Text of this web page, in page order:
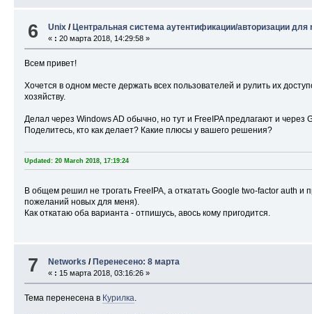
6 Unix / Центральная система аутентификации/авторизации
« : 20 марта 2018, 14:29:58 »
Всем привет!
Хочется в одном месте держать всех пользователей и рулить их
хозяйству.
Делал через Windows AD обычно, но тут и FreeIPA предлагают и через
Поделитесь, кто как делает? Какие плюсы у вашего решения?
Updated: 20 March 2018, 17:19:24
В общем решил не трогать FreeIPA, а откатать Google two-factor auth и
пожеланий новых для меня).
Как откатаю оба варианта - отпишусь, авось кому пригодится.
7 Networks /Перенесено: 8 марта
« : 15 марта 2018, 03:16:26 »
Тема перенесена в Курилка.